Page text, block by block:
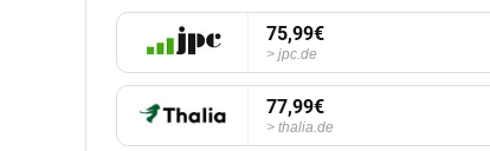
75,99€
jpc.de
77,99€
thalia.de